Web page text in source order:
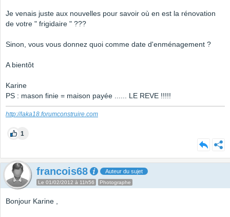
Je venais juste aux nouvelles pour savoir où en est la rénovation
de votre " frigidaire " ???
Sinon, vous vous donnez quoi comme date d'enménagement ?
A bientôt
Karine
PS : mason finie = maison payée ...... LE REVE !!!!!
http://laka18.forumconstruire.com
1
francois68 Auteur du sujet
Le 01/02/2012 à 11h56 Photographe
Bonjour Karine ,